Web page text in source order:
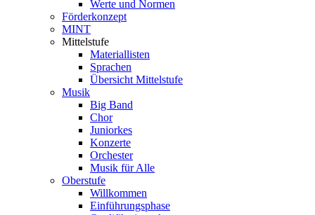
Werte und Normen
Förderkonzept
MINT
Mittelstufe
Materiallisten
Sprachen
Übersicht Mittelstufe
Musik
Big Band
Chor
Juniorkes
Konzerte
Orchester
Musik für Alle
Oberstufe
Willkommen
Einführungsphase